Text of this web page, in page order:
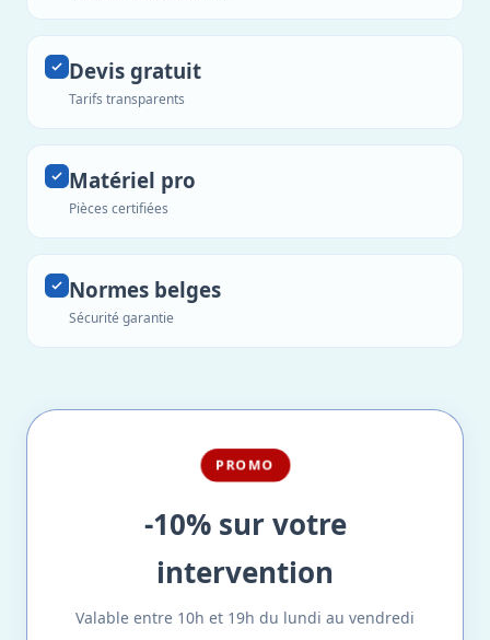
Devis gratuit
Tarifs transparents
Matériel pro
Pièces certifiées
Normes belges
Sécurité garantie
PROMO
-10% sur votre
intervention
Valable entre 10h et 19h du lundi au vendredi